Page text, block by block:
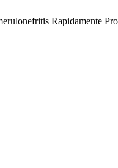
Rapidamente